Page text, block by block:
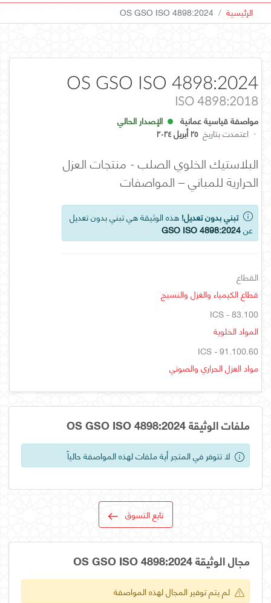
الرئيسية OS GSO ISO 4898:2024
OS GSO ISO 4898:2024
ISO 4898:2018
مواصفة قياسية عمانية
الإصدار الحالي
· اعتمدت بتاريخ ٢٥ أبريل ٢٠٢٤
البلاستيك الخلوي الصلب - منتجات العزل
الحرارية للمباني – المواصفات
تبني بدون تعديل! هذه الوثيقة هي تبني بدون تعديل
عنGSO ISO 4898:2024
القطاع
قطاع الكيمياء والغزل والنسيج
ICS - 83.100
المواد الخلوية
ICS - 91.100.60
مواد العزل الحراري والصوتي
ملفات الوثيقة OS GSO ISO 4898:2024
لا تتوفر في المتجر أية ملفات لهذه المواصفة حالياً
تابع التسوق
مجال الوثيقة OS GSO ISO 4898:2024
لم يتم توفير المجال لهذه المواصفة